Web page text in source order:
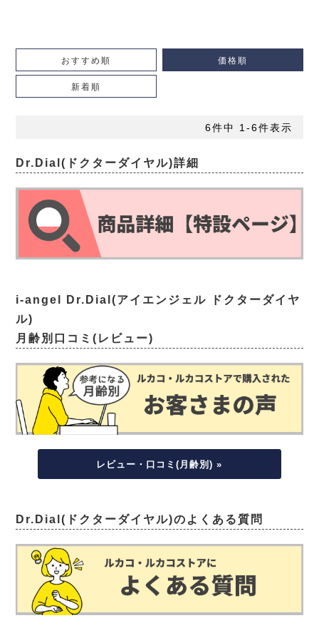
おすすめ順 価格順
新着順
6件中 1 -6件表示
Dr.Dial(ドクターダイヤル)詳細
i-angel Dr.Dial(アイエンジェル ドクターダイヤ
ル)
月齢別口コミ(レビュー)
レビュー・口コミ(月齢別) »
Dr.Dial(ドクターダイヤル)のよくある質問